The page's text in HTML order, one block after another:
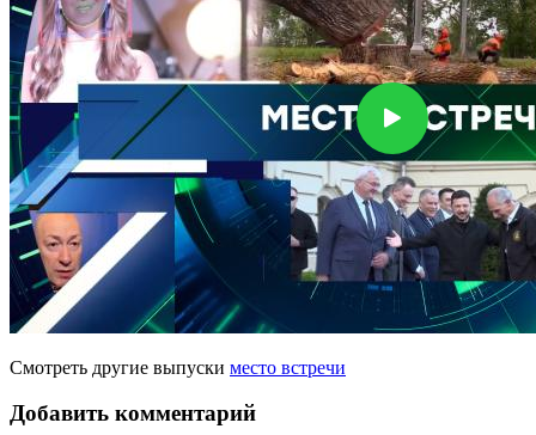
Смотреть другие выпуски место встречи
Добавить комментарий